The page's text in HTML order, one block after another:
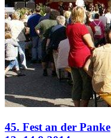
45. Fest an der Panke